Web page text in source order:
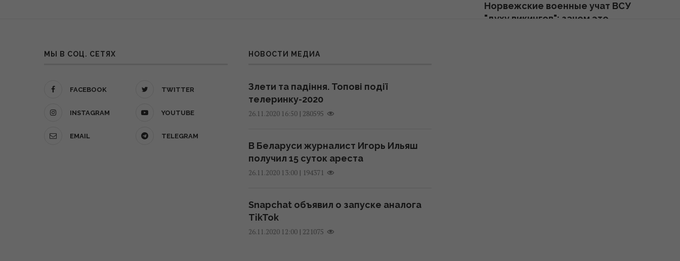
лет: как воспользоваться
льготой
Норвежские военные учат ВСУ
"духу викингов": зачем это
МЫ В СОЦ. СЕТЯХ
FACEBOOK TWITTER
INSTAGRAM YOUTUBE
EMAIL TELEGRAM
НОВОСТИ МЕДИА
Злети та падіння. Топові події
телеринку-2020
26.11.2020 16:50| 280595
В Беларуси журналист Игорь Ильяш
получил 15 суток ареста
26.11.2020 13:00| 194371
Snapchat объявил о запуске аналога
TikTok
26.11.2020 12:00| 221075